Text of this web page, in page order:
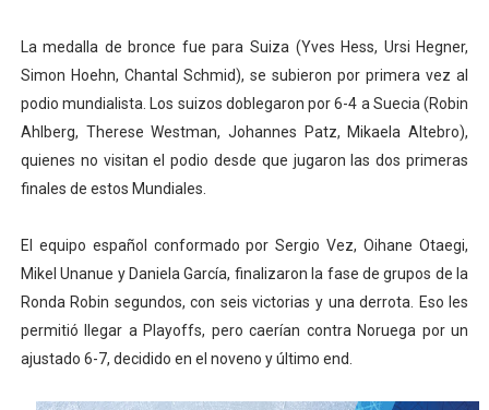
La medalla de bronce fue para Suiza (Yves Hess, Ursi Hegner,
Simon Hoehn, Chantal Schmid), se subieron por primera vez al
podio mundialista. Los suizos doblegaron por 6-4 a Suecia (Robin
Ahlberg, Therese Westman, Johannes Patz, Mikaela Altebro),
quienes no visitan el podio desde que jugaron las dos primeras
finales de estos Mundiales.
El equipo español conformado por Sergio Vez, Oihane Otaegi,
Mikel Unanue y Daniela García, finalizaron la fase de grupos de la
Ronda Robin segundos, con seis victorias y una derrota. Eso les
permitió llegar a Playoffs, pero caerían contra Noruega por un
ajustado 6-7, decidido en el noveno y último end.